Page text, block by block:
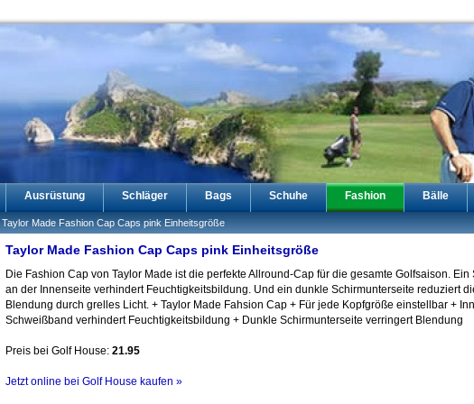
Ausrüstung Schläger Bags Schuhe Fashion Bälle
Taylor Made Fashion Cap Caps pink Einheitsgröße
Taylor Made Fashion Cap Caps pink Einheitsgröße
Die Fashion Cap von Taylor Made ist die perfekte Allround-Cap für die gesamte Golfsaison. Ein
an der Innenseite verhindert Feuchtigkeitsbildung. Und ein dunkle Schirmunterseite reduziert
Blendung durch grelles Licht. + Taylor Made Fahsion Cap + Für jede Kopfgröße einstellbar +
Schweißband verhindert Feuchtigkeitsbildung + Dunkle Schirmunterseite verringert Blendung
Preis bei Golf House: 21.95
Jetzt online bei Golf House kaufen »